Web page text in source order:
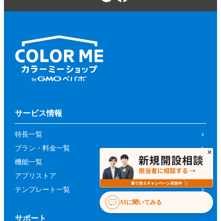
サービス情報
特長一覧
プラン・料金一覧
機能一覧
アプリストア
テンプレート一覧
サポート
AIに聞いてみる